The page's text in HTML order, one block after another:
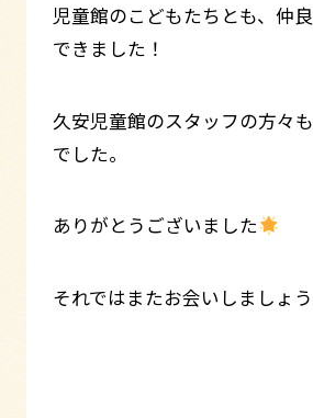
児童館のこどもたちとも、仲
できました！
久安児童館のスタッフの方々
でした。
ありがとうございました
それではまたお会いしましょ